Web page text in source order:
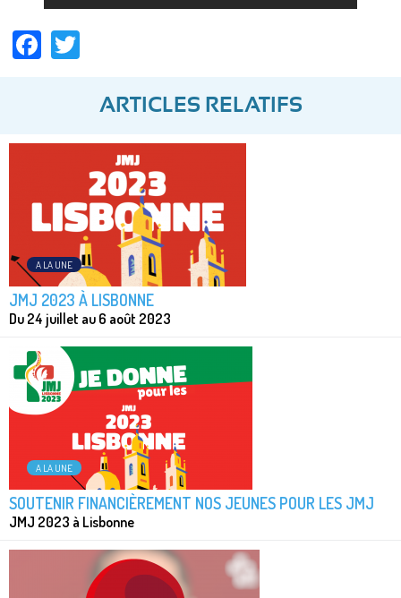
Facebook
ARTICLES RELATIFS
A LA UNE
JMJ 2023 À LISBONNE
Du 24 juillet au 6 août 2023
A LA UNE
SOUTENIR FINANCIÈREMENT NOS JEUNES POUR LES JMJ
JMJ 2023 à Lisbonne